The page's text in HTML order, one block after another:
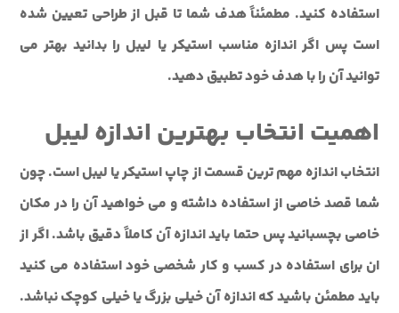
استفاده کنید. مطمئناً هدف شما تا قبل از طراحی تعیین شده
است پس اگر اندازه مناسب استیکر یا لیبل را بدانید بهتر می
توانید آن را با هدف خود تطبیق دهید.
اهمیت انتخاب بهترین اندازه لیبل
انتخاب اندازه مهم ترین قسمت از چاپ استیکر یا لیبل است. چون
شما قصد خاصی از استفاده داشته و می خواهید آن را در مکان
خاصی بچسبانید پس حتما باید اندازه آن کاملاً دقیق باشد. اگر از
ان برای استفاده در کسب و کار شخصی خود استفاده می کنید
باید مطمئن باشید که اندازه آن خیلی بزرگ یا خیلی کوچک نباشد.